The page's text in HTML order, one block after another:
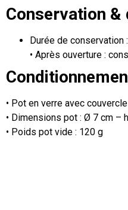
Conservation &
Durée de conservation
• Après ouverture :
• Pot en verre avec
• Dimensions pot : Ø 7 cm –
• Poids pot vide : 120 g